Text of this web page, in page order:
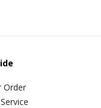
Order